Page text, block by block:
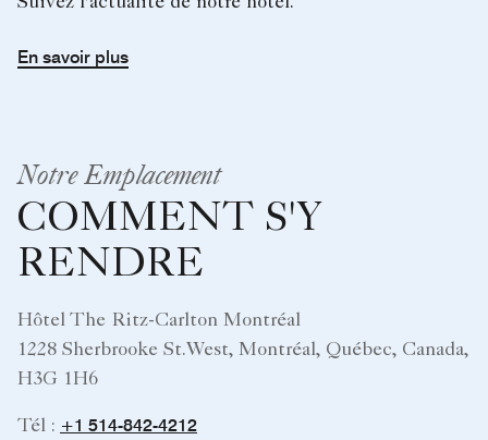
En savoir plus
Notre Emplacement
COMMENT S'Y
RENDRE
Hôtel The Ritz-Carlton Montréal
1228 Sherbrooke St.West, Montréal, Québec, Canada,
H3G 1H6
Tél : +1 514-842-4212